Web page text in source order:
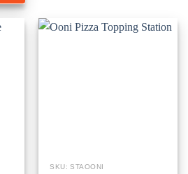
SKU: STAOONI